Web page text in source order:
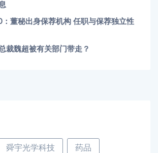
：董秘出身保荐机构 任职与保荐独立性
裁魏超被有关部门带走？
舜宇光学科技 药品